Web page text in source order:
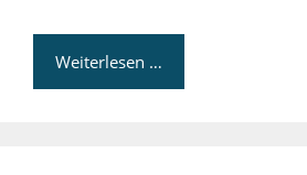
Weiterlesen …